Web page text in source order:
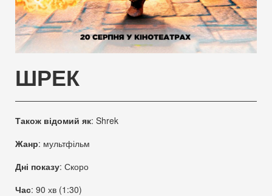
ШРЕК
Також відомий як: Shrek
Жанр: мультфільм
Дні показу: Скоро
Час: 90 хв (1:30)